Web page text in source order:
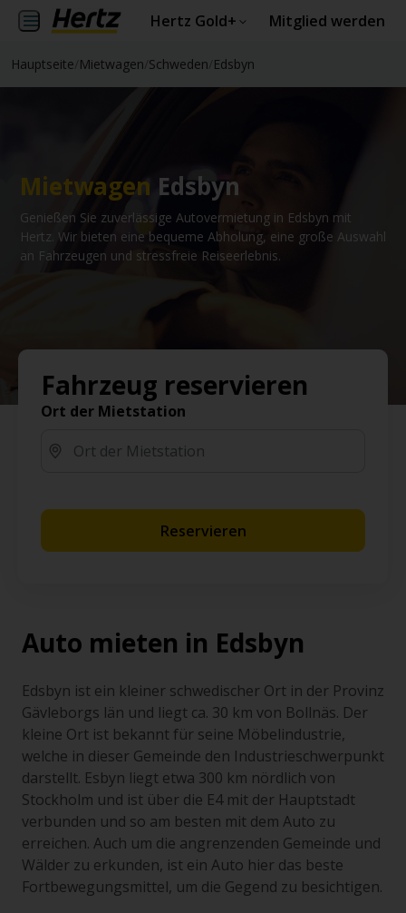
Hertz Gold+ Mitglied werden
Hauptseite Mietwagen Schweden Edsbyn
Mietwagen Edsbyn
Genießen Sie zuverlässige Autovermietung in Edsbyn mit
Hertz. Wir bieten eine bequeme Abholung, eine große Auswahl
an Fahrzeugen und stressfreie Reiseerlebnis.
Fahrzeug reservieren
Ort der Mietstation
Reservieren
Auto mieten in Edsbyn
Edsbyn ist ein kleiner schwedischer Ort in der Provinz
Gävleborgs län und liegt ca. 30 km von Bollnäs. Der
kleine Ort ist bekannt für seine Möbelindustrie,
welche in dieser Gemeinde den Industrieschwerpunkt
darstellt. Esbyn liegt etwa 300 km nördlich von
Stockholm und ist über die E4 mit der Hauptstadt
verbunden und so am besten mit dem Auto zu
erreichen. Auch um die angrenzenden Gemeinde und
Wälder zu erkunden, ist ein Auto hier das beste
Fortbewegungsmittel, um die Gegend zu besichtigen.